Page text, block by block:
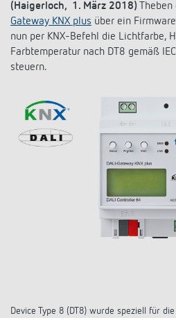
Smart Home
DALI
LED-Leuchten
Zeit- und
Klimaregelung
Ansprechpartner OEM
OEM-Referenzen
Zeit- und
DALI-2 Lichtsteuerung
KNX-Systeme
KNX Smart Home
Präsenzmelder und
LED Beleuchtung
Klimaregelung
Referenzen
Service
Kataloge und
Katalogbestellung
Seminare und Online-
Fachpresse
Unternehmen
Theben AG
Kooperationen
Karriere
Karriere bei Theben
Kontakt
Technischer Support
Ansprechpartner
Vertrieb Weltweit
(Haigerloch, 1. März 2018)
Gateway KNX plus über ein
nun per KNX-Befehl die Lichtfarbe,
Farbtemperatur nach DT8 gemäß
steuern.
Device Type 8 (DT8) wurde speziell für